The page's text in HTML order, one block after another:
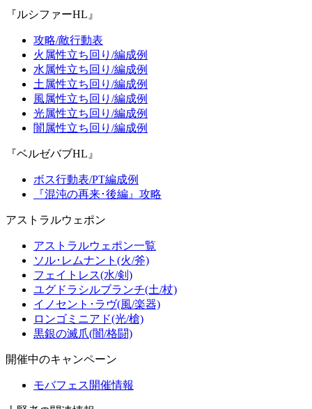
『ルシファーHL』
攻略/敵行動表
火属性立ち回り/編成例
水属性立ち回り/編成例
土属性立ち回り/編成例
風属性立ち回り/編成例
光属性立ち回り/編成例
闇属性立ち回り/編成例
『ベルゼバブHL』
ボス行動表/PT編成例
『混沌の再来･後編』攻略
アストラルウェポン
アストラルウェポン一覧
ソル･レムナント(火/斧)
フェイトレス(水/剣)
ユグドラシルブランチ(土/杖)
イノセント･ラヴ(風/楽器)
ロンゴミニアド(光/槍)
黒銀の滅爪(闇/格闘)
開催中のキャンペーン
モバフェス開催情報